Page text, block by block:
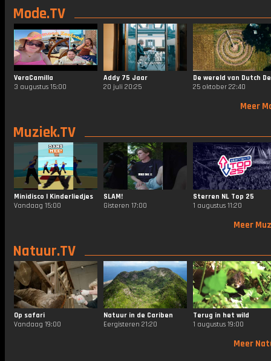
Mode.TV
VeraCamilla
3 augustus 15:00
Addy 75 Jaar
20 juli 20:25
25 oktober 22:40
Meer
Muziek.TV
Minidisco | Kinderliedjes
Vandaag 15:00
SLAM!
Gisteren 17:00
Sterren NL Top 25
1 augustus 11:20
Meer
Natuur.TV
Op safari
Vandaag 19:00
Natuur in de Cariben
Eergisteren 21:20
Terug in het wild
1 augustus 19:00
Meer